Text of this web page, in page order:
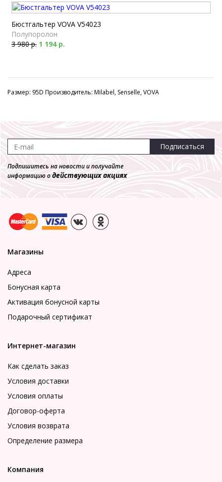
Бюстгальтер VOVA V54023
Полупоролон
3 980 р. 1 194 р.
Размер: 95D Производитель: Milabel, Senselle, VOVA
Подписаться
Подпишитесь на новости и получайте
информацию одействующих акциях
Магазины
Адреса
Бонусная карта
Активация бонусной карты
Подарочный сертификат
Интернет-магазин
Как сделать заказ
Условия доставки
Условия оплаты
Договор-оферта
Условия возврата
Определение размера
Компания